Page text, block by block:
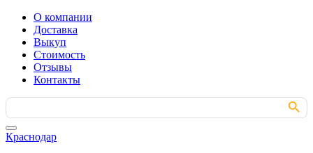
О компании
Доставка
Выкуп
Стоимость
Отзывы
Контакты
Search
for:
Search Button
Краснодар